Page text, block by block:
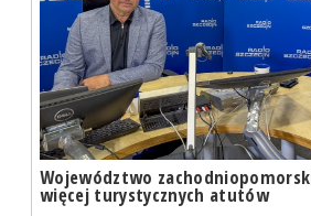
Województwo
więcej turystycznych atutów